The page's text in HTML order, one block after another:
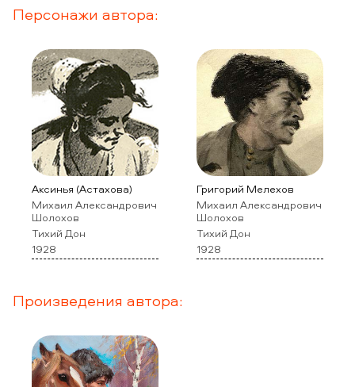
Персонажи автора:
Аксинья (Астахова)
Михаил Александрович
Шолохов
Тихий Дон
1928
Григорий Мелехов
Михаил Александрович
Шолохов
Тихий Дон
1928
Произведения автора: